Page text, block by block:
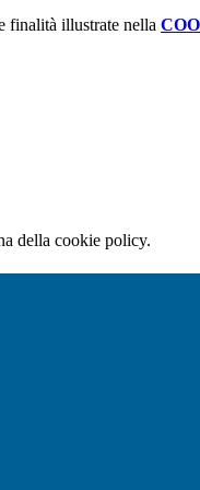
finalità illustrate nella
della cookie policy.